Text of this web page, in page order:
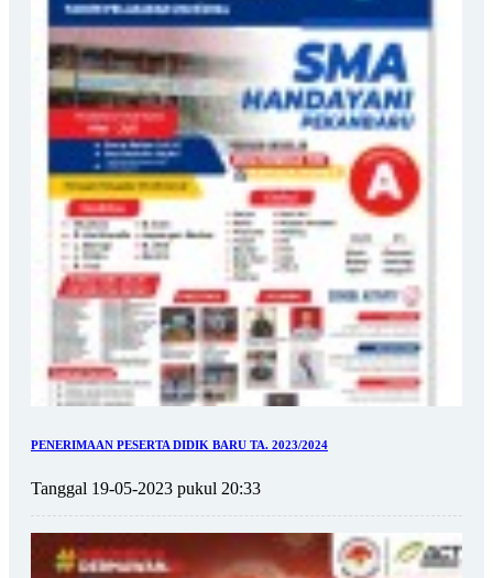
PENERIMAAN PESERTA DIDIK BARU TA. 2023/2024
Tanggal 19-05-2023 pukul 20:33